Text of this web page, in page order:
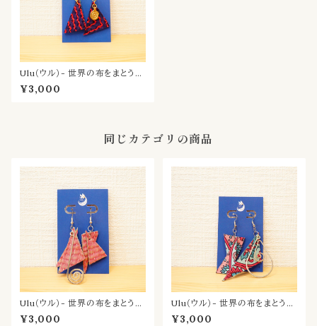
Ulu（ウル）- 世界の布をまとう耳
飾り／ほむら
¥3,000
同じカテゴリの商品
Ulu（ウル）- 世界の布をまとう耳
飾り／あかね
¥3,000
Ulu（ウル）- 世界の布をまとう耳
飾り／はな
¥3,000